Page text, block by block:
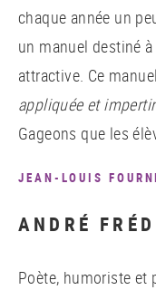
chaque année un
un manuel destiné
attractive. Ce
appliquée et
Gageons que les
JEAN-LOUIS
ANDRÉ
Poète, humoriste et